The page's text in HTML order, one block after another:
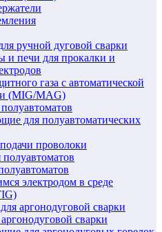
ручной дуговой сварки
и печи для прокалки и
газа с автоматической
(MIG/MAG)
для полуавтоматических
проволоки
электродом в среде
аргонодуговой сварки
сварки